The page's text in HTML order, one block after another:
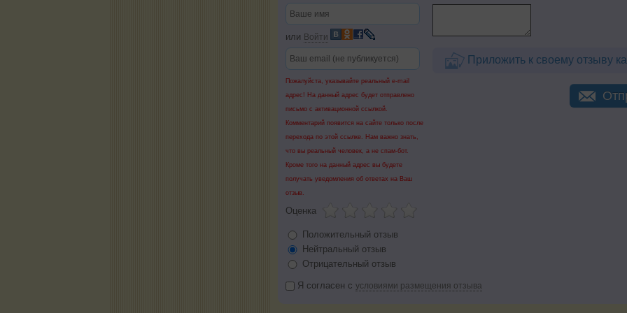
или Войти
Пожалуйста, указывайте реальный e-mail
адрес! На данный адрес будет отправлено
письмо с активационной ссылкой.
Комментарий появится на сайте только после
перехода по этой ссылке. Нам важно знать,
что вы реальный человек, а не спам-бот.
Кроме того на данный адрес вы будете
получать уведомления об ответах на Ваш
отзыв.
Оценка
Положительный отзыв
Нейтральный отзыв
Отрицательный отзыв
Приложить к своему отзыву
Я согласен с условиями размещения отзыва